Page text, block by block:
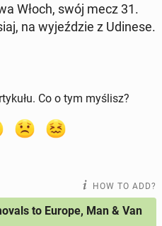
Włoch, swój mecz 31.
na wyjeździe z Udinese.
Co o tym myślisz?
HOW TO ADD?
to Europe, Man & Van